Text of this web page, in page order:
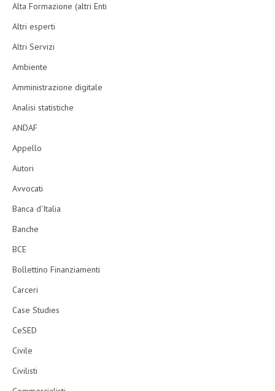
Alta Formazione (altri Enti
Altri esperti
Altri Servizi
Ambiente
Amministrazione digitale
Analisi statistiche
ANDAF
Appello
Autori
Avvocati
Banca d'Italia
Banche
BCE
Bollettino Finanziamenti
Carceri
Case Studies
CeSED
Civile
Civilisti